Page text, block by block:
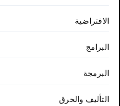
الافتراضية
البرامج
البرمجة
التأليف والحرق